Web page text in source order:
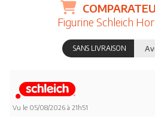
Figurine Schleich
SANS LIVRAISON
Vu le 05/08/2026 à 21h51